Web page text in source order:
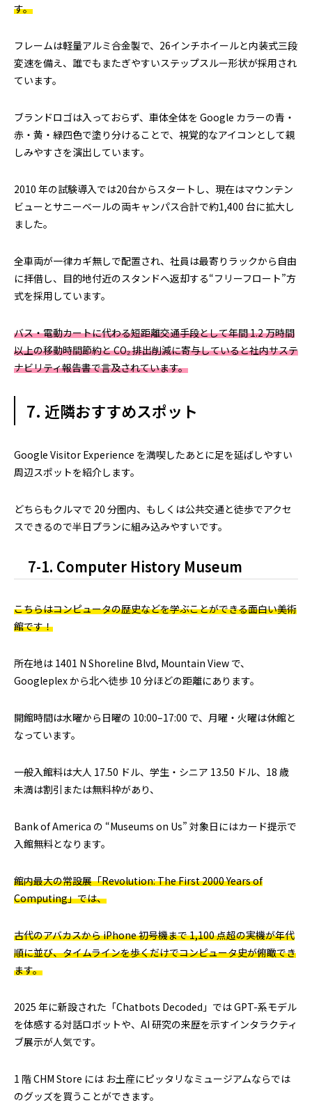
す。
フレームは軽量アルミ合金製で、26インチホイールと内装式三段
変速を備え、誰でもまたぎやすいステップスルー形状が採用され
ています。
ブランドロゴは入っておらず、車体全体を Google カラーの青・
赤・黄・緑四色で塗り分けることで、視覚的なアイコンとして親
しみやすさを演出しています。
2010 年の試験導入では20台からスタートし、現在はマウンテン
ビューとサニーベールの両キャンパス合計で約1,400 台に拡大し
ました。
全車両が一律カギ無しで配置され、社員は最寄りラックから自由
に拝借し、目的地付近のスタンドへ返却する“フリーフロート”方
式を採用しています。
バス・電動カートに代わる短距離交通手段として年間 1.2 万時間
以上の移動時間節約と CO₂ 排出削減に寄与していると社内サステ
ナビリティ報告書で言及されています。
7. 近隣おすすめスポット
Google Visitor Experience を満喫したあとに足を延ばしやすい
周辺スポットを紹介します。
どちらもクルマで 20 分圏内、もしくは公共交通と徒歩でアクセ
スできるので半日プランに組み込みやすいです。
7-1. Computer History Museum
こちらはコンピュータの歴史などを学ぶことができる面白い美術
館です！
所在地は 1401 N Shoreline Blvd, Mountain View で、
Googleplex から北へ徒歩 10 分ほどの距離にあります。
開館時間は水曜から日曜の 10:00–17:00 で、月曜・火曜は休館と
なっています。
一般入館料は大人 17.50 ドル、学生・シニア 13.50 ドル、18 歳
未満は割引または無料枠があり、
Bank of America の “Museums on Us” 対象日にはカード提示で
入館無料となります。
館内最大の常設展「Revolution: The First 2000 Years of
Computing」では、
古代のアバカスから iPhone 初号機まで 1,100 点超の実機が年代
順に並び、タイムラインを歩くだけでコンピュータ史が俯瞰でき
ます。
2025 年に新設された「Chatbots Decoded」では GPT-系モデル
を体感する対話ロボットや、AI 研究の来歴を示すインタラクティ
ブ展示が人気です。
1 階 CHM Store には お土産にピッタリなミュージアムならでは
のグッズを買うことができます。